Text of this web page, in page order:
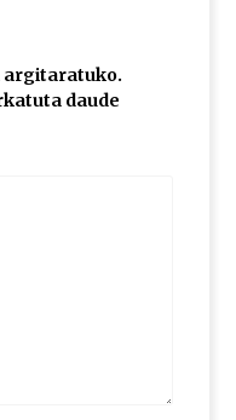
argitaratuko.
daude